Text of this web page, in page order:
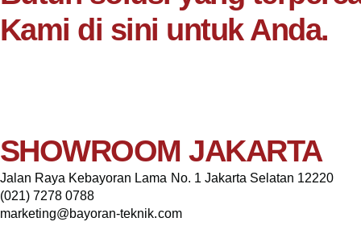
Kami di sini untuk Anda.
SHOWROOM JAKARTA
Jalan Raya Kebayoran Lama No. 1 Jakarta Selatan 12220
(021) 7278 0788
marketing@bayoran-teknik.com